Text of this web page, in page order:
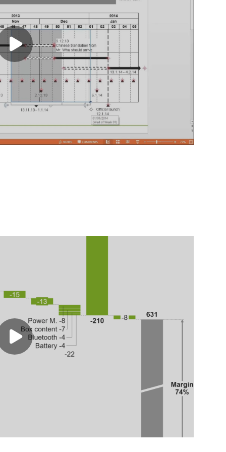
Play video
Play video